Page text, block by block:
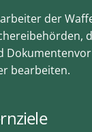
der
bearbeiten.